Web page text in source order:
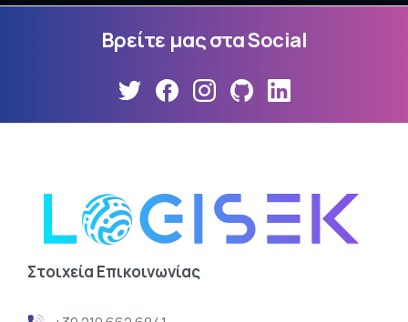
Βρείτε μαςσταSocial
Στοιχεία Επικοινωνίας